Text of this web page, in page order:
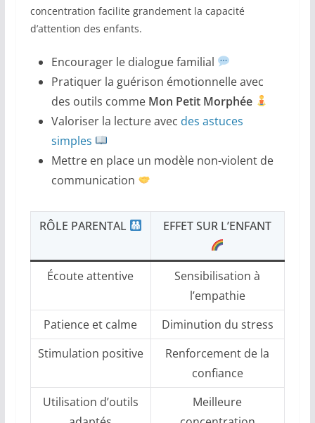
concentration facilite grandement la capacité
d’attention des enfants.
Encourager le dialogue familial
Pratiquer la guérison émotionnelle avec
des outils comme Mon Petit Morphée
Valoriser la lecture avec des astuces
simples
Mettre en place un modèle non-violent de
communication
RÔLE PARENTAL EFFET SUR L’ENFANT
Écoute attentive
Sensibilisation à
l’empathie
Patience et calme
Diminution du stress
Stimulation positive
Renforcement de la
confiance
Utilisation d’outils
Meilleure